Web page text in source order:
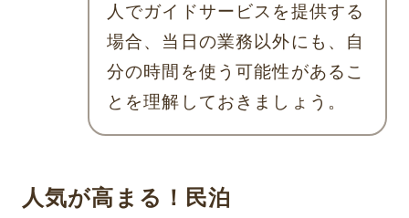
人でガイドサービスを提供する
場合、当日の業務以外にも、自
分の時間を使う可能性があるこ
とを理解しておきましょう。
人気が高まる！民泊